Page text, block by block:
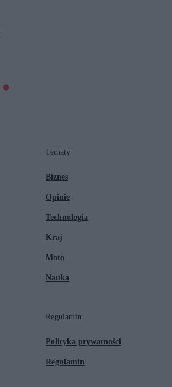
Tematy
Biznes
Opinie
Technologia
Kraj
Moto
Nauka
Regulamin
Polityka prywatności
Regulamin